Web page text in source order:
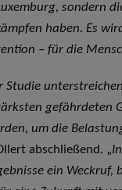
sondern
haben. Es
– für die
Studie
gefährdeten
um die
abschließend. „
ein